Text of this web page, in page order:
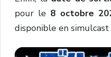
pour le 8 octobre
disponible en